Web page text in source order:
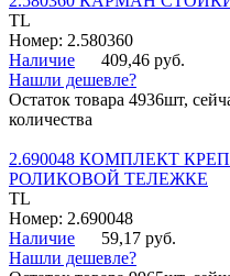
TL
Номер: 2.580360
Наличие
409,46 руб.
Нашли дешевле?
Остаток товара 4936шт,
количества
2.690048 КОМПЛЕКТ
РОЛИКОВОЙ ТЕЛЕЖКЕ
TL
Номер: 2.690048
Наличие
59,17 руб.
Нашли дешевле?